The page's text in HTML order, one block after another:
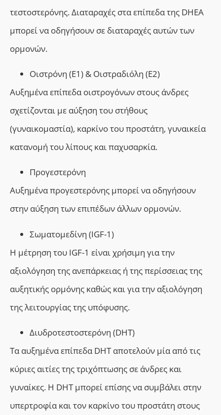
τεστοστερόνης. Διαταραχές στα επίπεδα της DHEA
μπορεί να οδηγήσουν σε διαταραχές αυτών των
ορμονών.
Οιστρόνη (Ε1) & Οιστραδιόλη (Ε2)
Αυξημένα επίπεδα οιστρογόνων στους άνδρες
σχετίζονται με αύξηση του στήθους
(γυναικομαστία), καρκίνο του προστάτη, γυναικεία
κατανομή του λίπους και παχυσαρκία.
Προγεστερόνη
Αυξημένα προγεστερόνης μπορεί να οδηγήσουν
στην αύξηση των επιπέδων άλλων ορμονών.
Σωματομεδίνη (IGF-1)
Η μέτρηση του IGF-1 είναι χρήσιμη για την
αξιολόγηση της ανεπάρκειας ή της περίσσειας της
αυξητικής ορμόνης καθώς και για την αξιολόγηση
της λειτουργίας της υπόφυσης.
Διυδροτεστοστερόνη (DHT)
Τα αυξημένα επίπεδα DHT αποτελούν μία από τις
κύριες αιτίες της τριχόπτωσης σε άνδρες και
γυναίκες. Η DHT μπορεί επίσης να συμβάλει στην
υπερτροφία και τον καρκίνο του προστάτη στους